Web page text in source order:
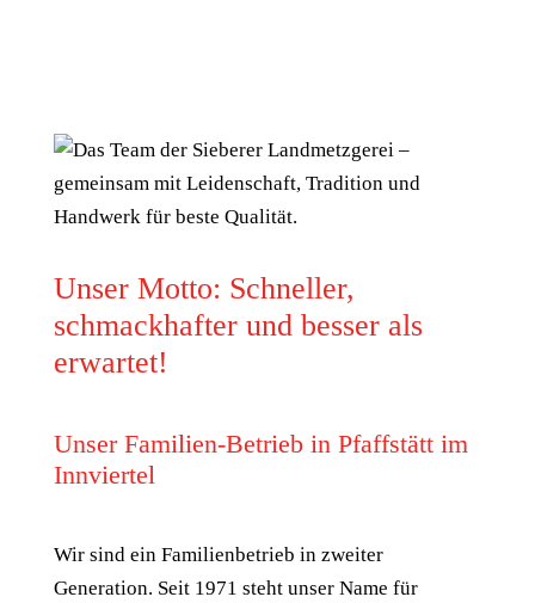
Unser Motto: Schneller,
schmackhafter und besser als
erwartet!
Unser Familien-Betrieb in Pfaffstätt im
Innviertel
Wir sind ein Familienbetrieb in zweiter
Generation. Seit 1971 steht unser Name für